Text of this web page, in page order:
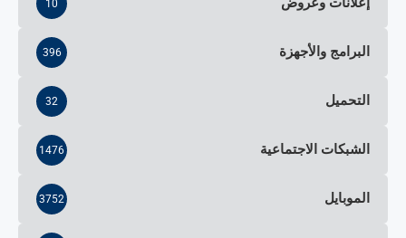
10
البرامج والأجهزة 396
التحميل 32
الشبكات الاجتماعية 1476
الموبايل 3752